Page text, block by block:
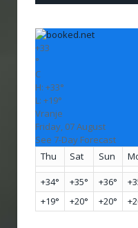
+33
°
C
H: +33°
L: +19°
Vranje
Friday, 07 August
See 7-Day Forecast
Thu
Sat Sun
+34° +35° +36° +
+19° +20° +20° +